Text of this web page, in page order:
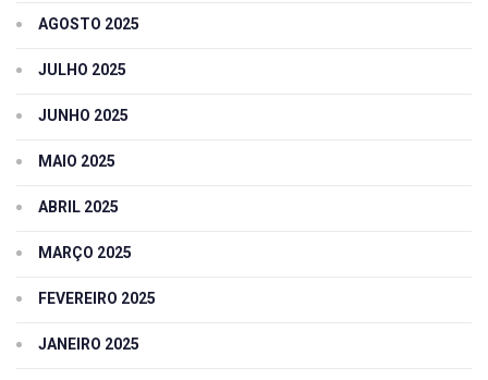
AGOSTO 2025
JULHO 2025
JUNHO 2025
MAIO 2025
ABRIL 2025
MARÇO 2025
FEVEREIRO 2025
JANEIRO 2025